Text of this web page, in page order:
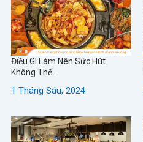
Điều Gì Làm Nên Sức Hút
Không Thể...
1 Tháng Sáu, 2024